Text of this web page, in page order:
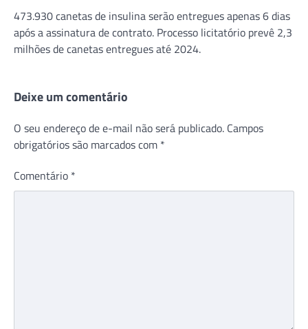
473.930 canetas de insulina serão entregues apenas 6 dias
após a assinatura de contrato. Processo licitatório prevê 2,3
milhões de canetas entregues até 2024.
Deixe um comentário
O seu endereço de e-mail não será publicado. Campos
obrigatórios são marcados com *
Comentário *